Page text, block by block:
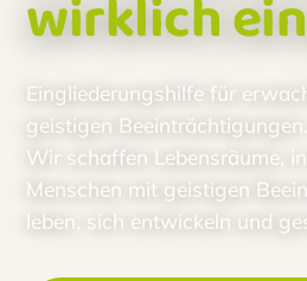
wirklich
Eingliederungshilfe für
geistigen Beeinträchtigungen.
Wir schaffen Lebensräume,
Menschen mit geistigen
leben, sich entwickeln und